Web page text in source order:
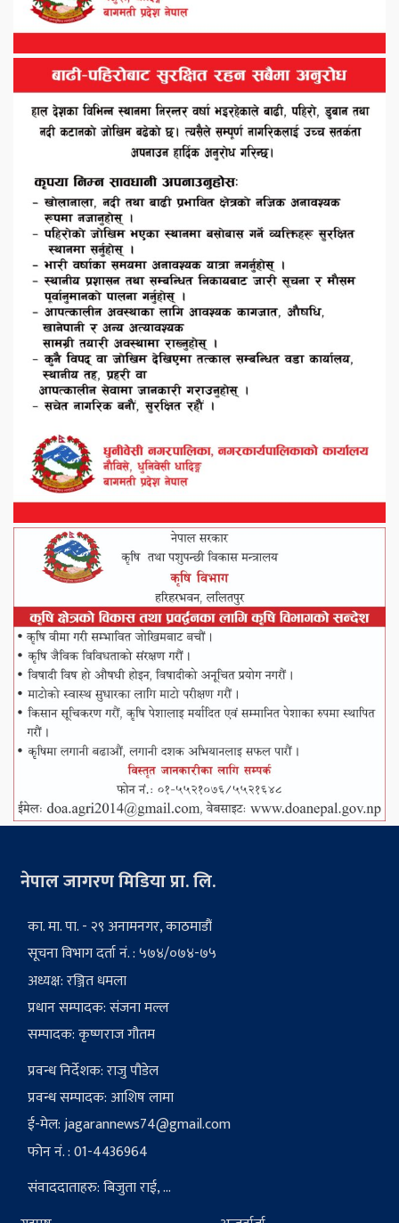
नेपाल जागरण मिडिया प्रा. लि.
का. मा. पा. - २९ अनामनगर, काठमाडौं
सूचना विभाग दर्ता नं. : ५७४/०७४-७५
अध्यक्ष: रञ्जित धमला
प्रधान सम्पादक: संजना मल्ल
सम्पादक: कृष्णराज गौतम
प्रवन्ध निर्देशक: राजु पौडेल
प्रवन्ध सम्पादक: आशिष लामा
ई-मेल:jagarannews74@gmail.com
फोन नं. : 01-4436964
संवाददाताहरु: बिजुता राई, ...